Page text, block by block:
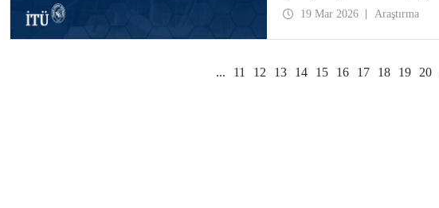
19 Mar 2026 Araştırma
... 11 12 13 14 15 16 17 18 19 20